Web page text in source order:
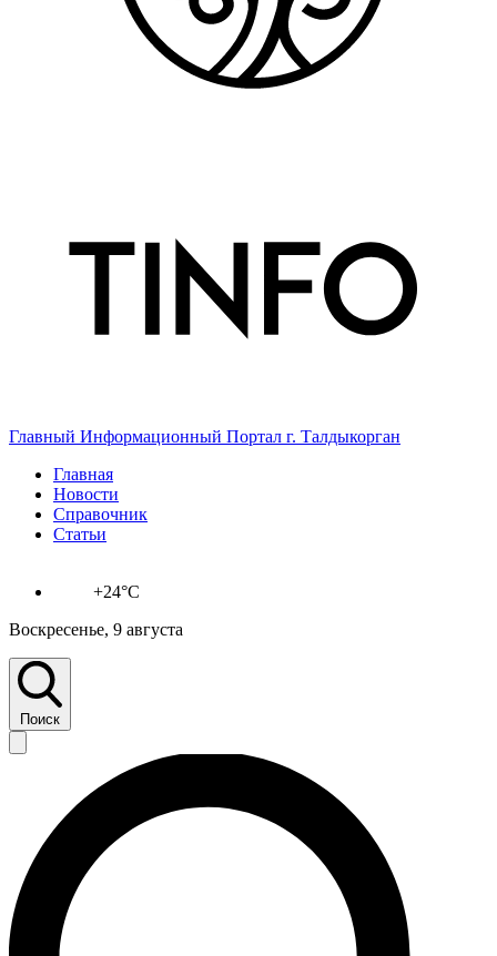
Главный Информационный Портал г. Талдыкорган
Главная
Новости
Справочник
Статьи
+24°C
Воскресенье, 9 августа
Поиск